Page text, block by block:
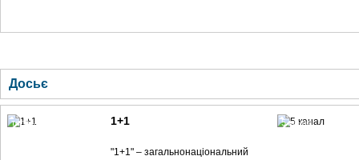
Досьє
телеканал 1+1 1+1
"1+1" – загальнонаціональний
5 канал